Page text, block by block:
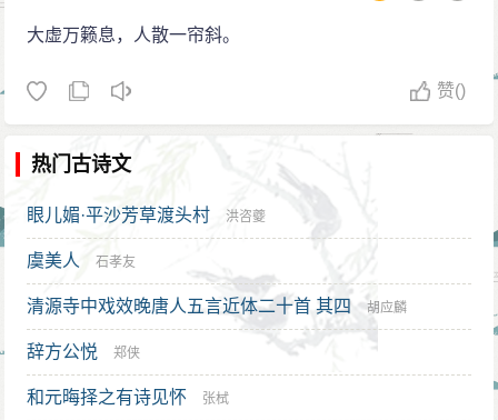
大虚万籁息，人散一帘斜。
赞()
热门古诗文
眼儿媚·平沙芳草渡头村 洪咨夔
虞美人 石孝友
清源寺中戏效晚唐人五言近体二十首 其四 胡应麟
辞方公悦 郑侠
和元晦择之有诗见怀 张栻